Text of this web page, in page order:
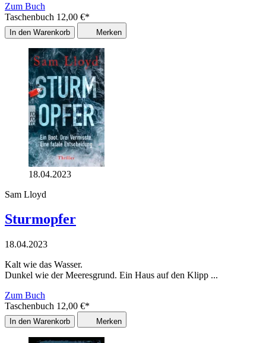
Zum Buch
Taschenbuch 12,00 €*
In den Warenkorb Merken
18.04.2023
Sam Lloyd
Sturmopfer
18.04.2023
Kalt wie das Wasser.
Dunkel wie der Meeresgrund. Ein Haus auf den Klipp ...
Zum Buch
Taschenbuch 12,00 €*
In den Warenkorb Merken